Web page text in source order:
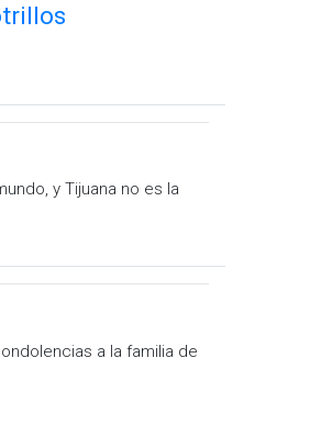
y Tijuana no es la
a la familia de